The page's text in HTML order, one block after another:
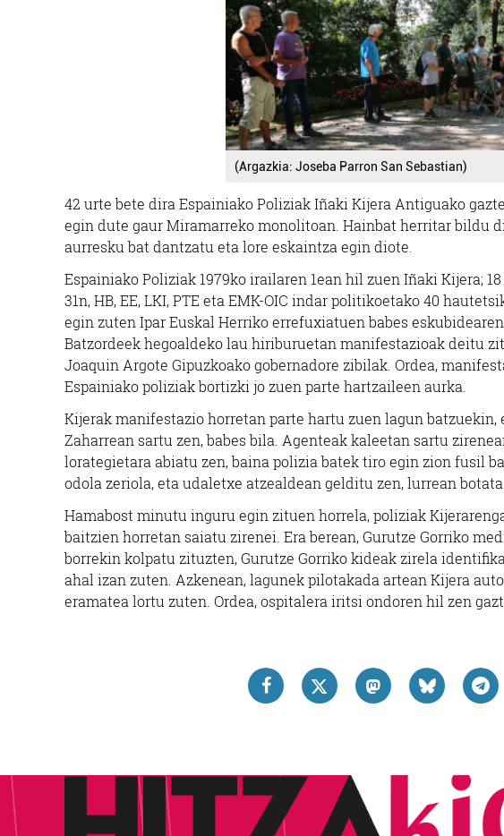
(Argazkia: Joseba Parron San Sebastian)
42 urte bete dira Espainiako Poliziak Iñaki Kijera Antiguako
egin dute gaur Miramarreko monolitoan. Hainbat herritar bildu
aurresku bat dantzatu eta lore eskaintza egin diote.
Espainiako Poliziak 1979ko irailaren 1ean hil zuen Iñaki Kijera;
31n, HB, EE, LKI, PTE eta EMK-OIC indar politikoetako 40
egin zuten Ipar Euskal Herriko errefuxiatuen babes
Batzordeek hegoaldeko lau hiriburuetan manifestazioak deitu
Joaquin Argote Gipuzkoako gobernadore zibilak. Ordea,
Espainiako poliziak bortizki jo zuen parte hartzaileen aurka.
Kijerak manifestazio horretan parte hartu zuen lagun
Zaharrean sartu zen, babes bila. Agenteak kaleetan sartu
lorategietara abiatu zen, baina polizia batek tiro egin zion fusil
odola zeriola, eta udaletxe atzealdean gelditu zen, lurrean
Hamabost minutu inguru egin zituen horrela, poliziak
baitzien horretan saiatu zirenei. Era berean, Gurutze Gorriko
borrekin kolpatu zituzten, Gurutze Gorriko kideak zirela
ahal izan zuten. Azkenean, lagunek pilotakada artean Kijera
eramatea lortu zuten. Ordea, ospitalera iritsi ondoren hil zen